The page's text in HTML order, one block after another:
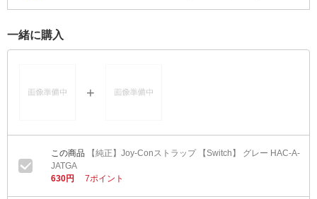
一緒に購入
【純正】Joy-Conストラップ 【Switch】 グレー HAC-A-
JATGA
630円
7ポイント